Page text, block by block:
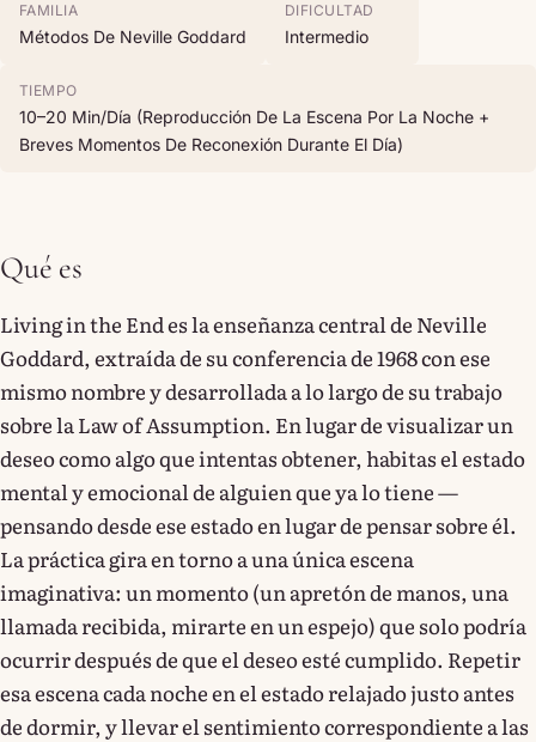
FAMILIA
Métodos De Neville Goddard
DIFICULTAD
Intermedio
TIEMPO
10–20 Min/día (reproducción De La Escena Por La Noche +
Breves Momentos De Reconexión Durante El Día)
Qué es
Living in the End es la enseñanza central de Neville
Goddard, extraída de su conferencia de 1968 con ese
mismo nombre y desarrollada a lo largo de su trabajo
sobre la Law of Assumption. En lugar de visualizar un
deseo como algo que intentas obtener, habitas el estado
mental y emocional de alguien que ya lo tiene —
pensando desde ese estado en lugar de pensar sobre él.
La práctica gira en torno a una única escena
imaginativa: un momento (un apretón de manos, una
llamada recibida, mirarte en un espejo) que solo podría
ocurrir después de que el deseo esté cumplido. Repetir
esa escena cada noche en el estado relajado justo antes
de dormir, y llevar el sentimiento correspondiente a las